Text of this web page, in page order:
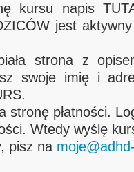
kursu napis
jest
strona z
swoje imię i
stronę płatności.
Wtedy wyślę
pisz na